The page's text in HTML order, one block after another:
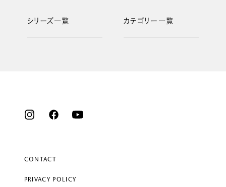
シリーズ一覧 カテゴリー一覧
CONTACT
PRIVACY POLICY